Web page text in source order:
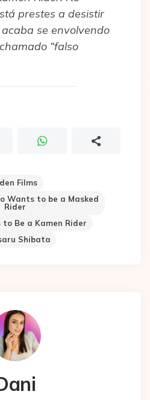
prestes a desistir
se envolvendo
“falso
Films
Wants to be a Masked
Rider
Be a Kamen Rider
Shibata